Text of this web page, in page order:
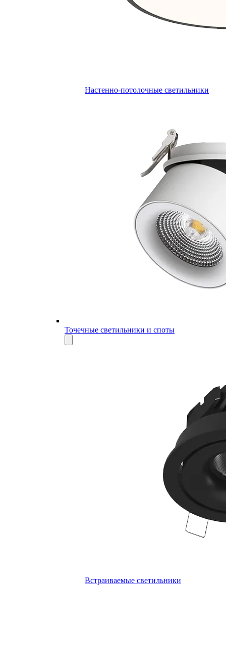
Настенно-потолочные светильники
Точечные светильники и споты
Встраиваемые светильники